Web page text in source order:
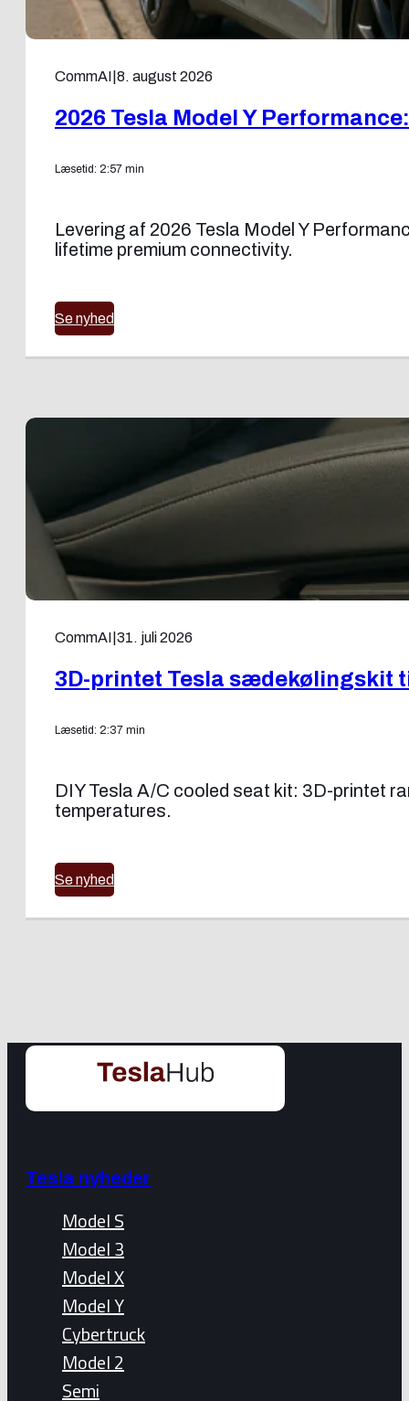
CommAI 8. august 2026
2026 Tesla Model Y
Læsetid: 2:57 min
Levering af 2026 Tesla Model Y
lifetime premium connectivity.
Se nyhed
CommAI 31. juli 2026
3D-printet Tesla sædekølingskit
Læsetid: 2:37 min
DIY Tesla A/C cooled seat kit: 3D-printet
temperatures.
Se nyhed
Tesla nyheder
Model S
Model 3
Model X
Model Y
Cybertruck
Model 2
Semi